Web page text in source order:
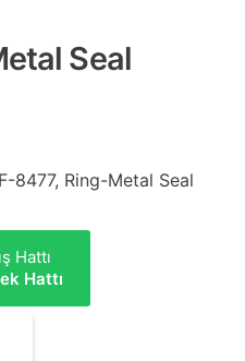
Seal
8477, Ring-Metal Seal
Hattı
Hattı